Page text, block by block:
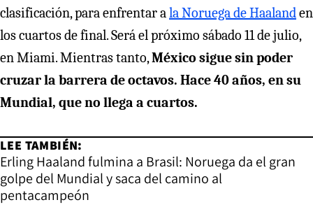
clasificación, para enfrentar ala Noruega de Haalanden
los cuartos de final. Será el próximo sábado 11 de julio,
en Miami. Mientras tanto,México sigue sin poder
cruzar la barrera de octavos. Hace 40 años, en su
Mundial, que no llega a cuartos.
LEE TAMBIÉN:
Erling Haaland fulmina a Brasil: Noruega da el gran
golpe del Mundial y saca del camino al
pentacampeón